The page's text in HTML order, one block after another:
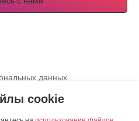
данных
cookie